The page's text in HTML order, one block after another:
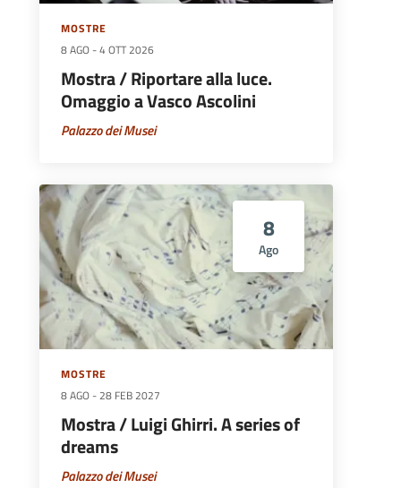
MOSTRE
8 AGO -4 OTT 2026
Mostra / Riportare alla luce.
Omaggio a Vasco Ascolini
Palazzo dei Musei
8
Ago
MOSTRE
8 AGO -28 FEB 2027
Mostra / Luigi Ghirri. A series of
dreams
Palazzo dei Musei